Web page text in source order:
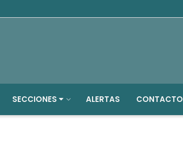
SECCIONES ALERTAS CONTACTO